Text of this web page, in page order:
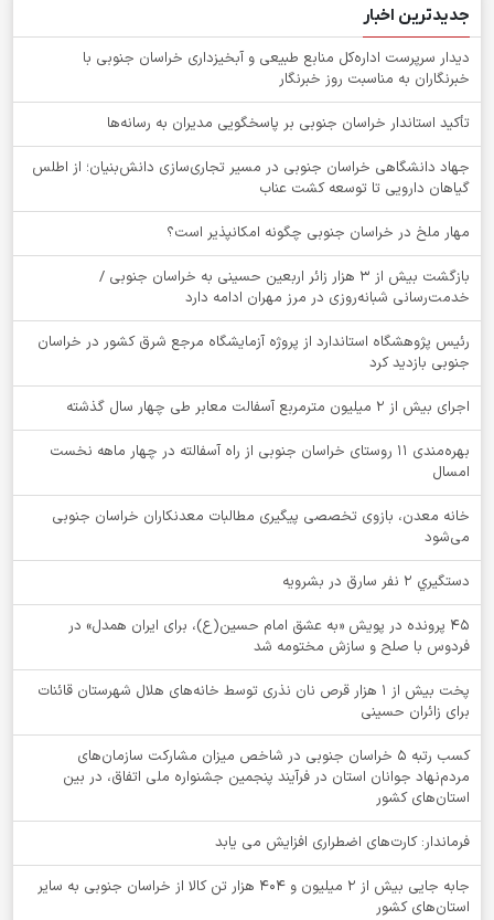
جدیدترین اخبار
دیدار سرپرست اداره‌کل منابع طبیعی و آبخیزداری خراسان جنوبی با
خبرنگاران به مناسبت روز خبرنگار
تأکید استاندار خراسان جنوبی بر پاسخگویی مدیران به رسانه‌ها
جهاد دانشگاهی خراسان جنوبی در مسیر تجاری‌سازی دانش‌بنیان؛ از اطلس
گیاهان دارویی تا توسعه کشت عناب
‌مهار ملخ در خراسان جنوبی چگونه امکانپذیر است؟
بازگشت بیش از ۳ هزار زائر اربعین حسینی به خراسان جنوبی /
خدمت‌رسانی شبانه‌روزی در مرز مهران ادامه دارد
رئیس پژوهشگاه استاندارد از پروژه آزمایشگاه مرجع شرق کشور در خراسان
جنوبی بازدید کرد
اجرای بیش از ۲ میلیون مترمربع آسفالت معابر طی چهار سال گذشته
بهره‌مندی ۱۱ روستای خراسان جنوبی از راه آسفالته در چهار ماهه نخست
امسال
خانه معدن، بازوی تخصصی پیگیری مطالبات معدنکاران خراسان جنوبی
می‌شود
دستگيري 2 نفر سارق در بشرويه
۴۵ پرونده در پویش «به عشق امام حسین(ع)، برای ایران همدل» در
فردوس با صلح و سازش مختومه شد
پخت بیش از 1 هزار قرص نان نذری توسط خانه‌های هلال شهرستان قائنات
برای زائران حسینی
کسب رتبه ۵ خراسان جنوبی در شاخص میزان مشارکت سازمان‌های
مردم‌نهاد جوانان استان در فرآیند پنجمین جشنواره ملی اتفاق، در بین
استان‌های کشور
فرماندار: کارت‌های اضطراری افزایش می یابد
جابه جایی بیش از 2 میلیون و 404 هزار تن کالا از خراسان جنوبی به سایر
استان‌های کشور